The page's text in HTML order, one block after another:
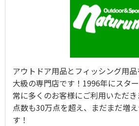
アウトドア用品とフィッシング用
大級の専門店です！1996年にスタ
常に多くのお客様にご利用いただ
点数も30万点を超え、まだまだ増
す！